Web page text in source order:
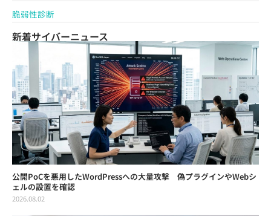
脆弱性診断
新着サイバーニュース
公開PoCを悪用したWordPressへの大量攻撃 偽プラグインやWebシ
ェルの設置を確認
2026.08.02